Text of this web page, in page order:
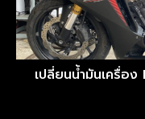
เปลี่ยนน้ำมันเครื่อ